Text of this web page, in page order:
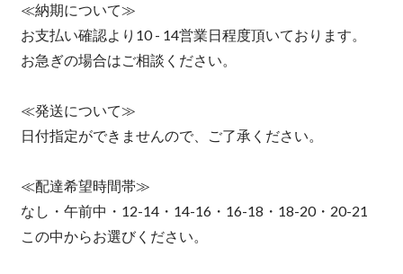
≪納期について≫
お支払い確認より10 - 14営業日程度頂いております。
お急ぎの場合はご相談ください。
≪発送について≫
日付指定ができませんので、ご了承ください。
≪配達希望時間帯≫
なし・午前中・12-14・14-16・16-18・18-20・20-21
この中からお選びください。